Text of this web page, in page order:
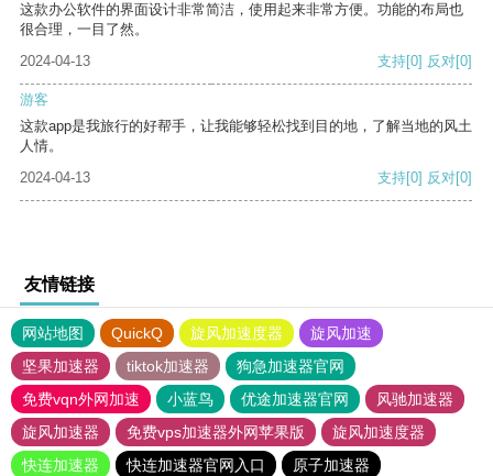
这款办公软件的界面设计非常简洁，使用起来非常方便。功能的布局也
很合理，一目了然。
2024-04-13
支持[0] 反对[0]
游客
这款app是我旅行的好帮手，让我能够轻松找到目的地，了解当地的风土
人情。
2024-04-13
支持[0] 反对[0]
友情链接
网站地图 QuickQ 旋风加速度器
旋风加速
坚果加速器
tiktok加速器
狗急加速器官网
免费vqn外网加速
小蓝鸟 优途加速器官网
风驰加速器
旋风加速器
免费vps加速器外网苹果版
旋风加速度器
快连加速器
快连加速器官网入口
原子加速器